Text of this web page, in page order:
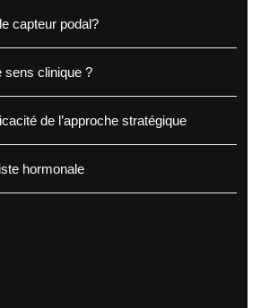
capteur podal?
sens clinique ?
de l’approche stratégique
hormonale